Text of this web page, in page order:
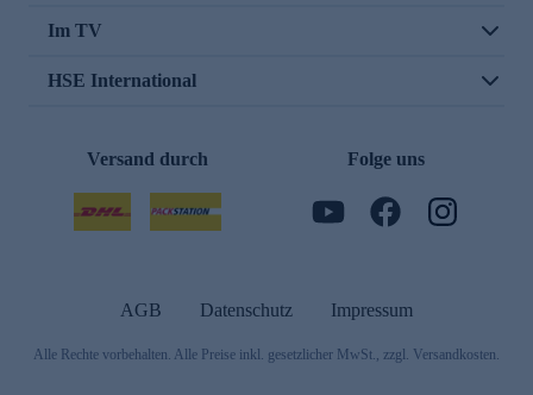
Im TV
HSE International
Versand durch Folge uns
AGB Datenschutz Impressum
Alle Rechte vorbehalten. Alle Preise inkl. gesetzlicher MwSt., zzgl. Versandkosten.